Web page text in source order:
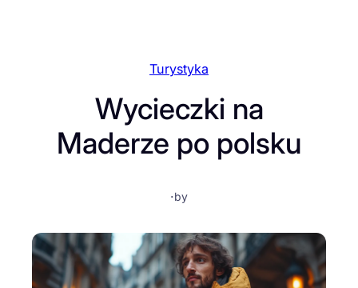
Turystyka
Wycieczki na
Maderze po polsku
·by